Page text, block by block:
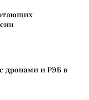
дронами и РЭБ в